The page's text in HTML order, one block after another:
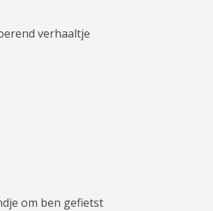
verhaaltje
om ben gefietst